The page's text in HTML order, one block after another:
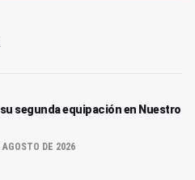
su segunda equipación en Nuestro
AGOSTO DE 2026